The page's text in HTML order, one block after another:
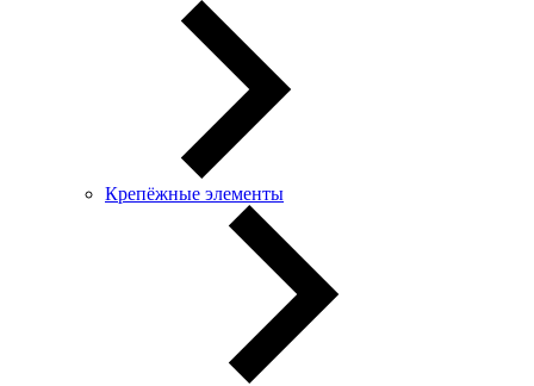
Крепёжные элементы